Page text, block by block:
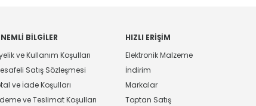
BILGILER
ve Kullanım Koşulları
Satış Sözleşmesi
ve İade Koşulları
ve Teslimat Koşulları
HIZLI ERIŞIM
Elektronik Malzeme
İndirim
Markalar
Toptan Satış